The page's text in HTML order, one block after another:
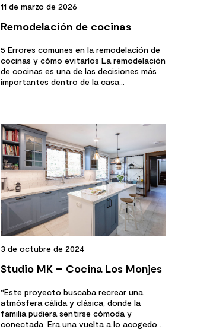
11 de marzo de 2026
Remodelación de cocinas
5 Errores comunes en la remodelación de
cocinas y cómo evitarlos La remodelación
de cocinas es una de las decisiones más
importantes dentro de la casa...
3 de octubre de 2024
Studio MK – Cocina Los Monjes
“Este proyecto buscaba recrear una
atmósfera cálida y clásica, donde la
familia pudiera sentirse cómoda y
conectada. Era una vuelta a lo acogedor,